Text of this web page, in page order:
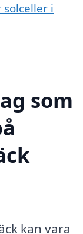
solceller i
som
kan vara